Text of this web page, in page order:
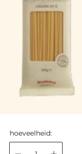
hoeveelheid: